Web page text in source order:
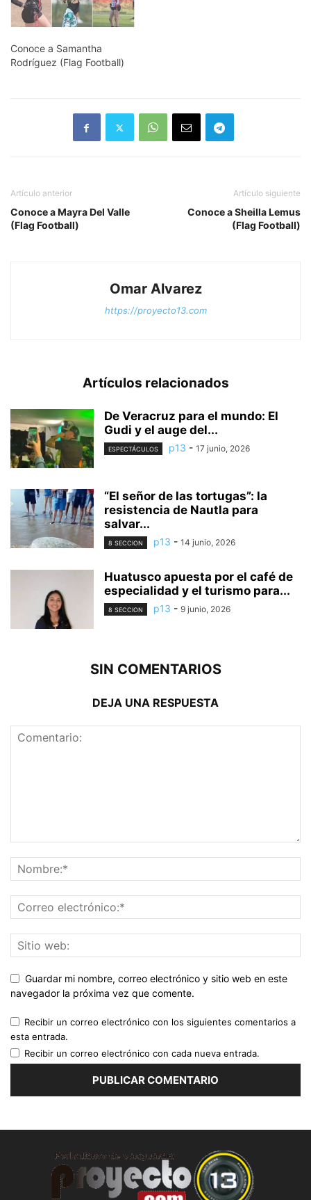
Conoce a Samantha
Rodríguez (Flag Football)
Artículo anterior
Conoce a Mayra Del Valle
(Flag Football)
Artículo siguiente
Conoce a Sheilla Lemus
(Flag Football)
Omar Alvarez
https://proyecto13.com
Artículos relacionados
De Veracruz para el mundo: El
Gudi y el auge del...
ESPECTÁCULOS p13 - 17 junio, 2026
“El señor de las tortugas”: la
resistencia de Nautla para
salvar...
8 SECCION p13 - 14 junio, 2026
Huatusco apuesta por el café de
especialidad y el turismo para...
8 SECCION p13 - 9 junio, 2026
SIN COMENTARIOS
DEJA UNA RESPUESTA
Guardar mi nombre, correo electrónico y sitio web en este
navegador la próxima vez que comente.
Recibir un correo electrónico con los siguientes comentarios a
esta entrada.
Recibir un correo electrónico con cada nueva entrada.